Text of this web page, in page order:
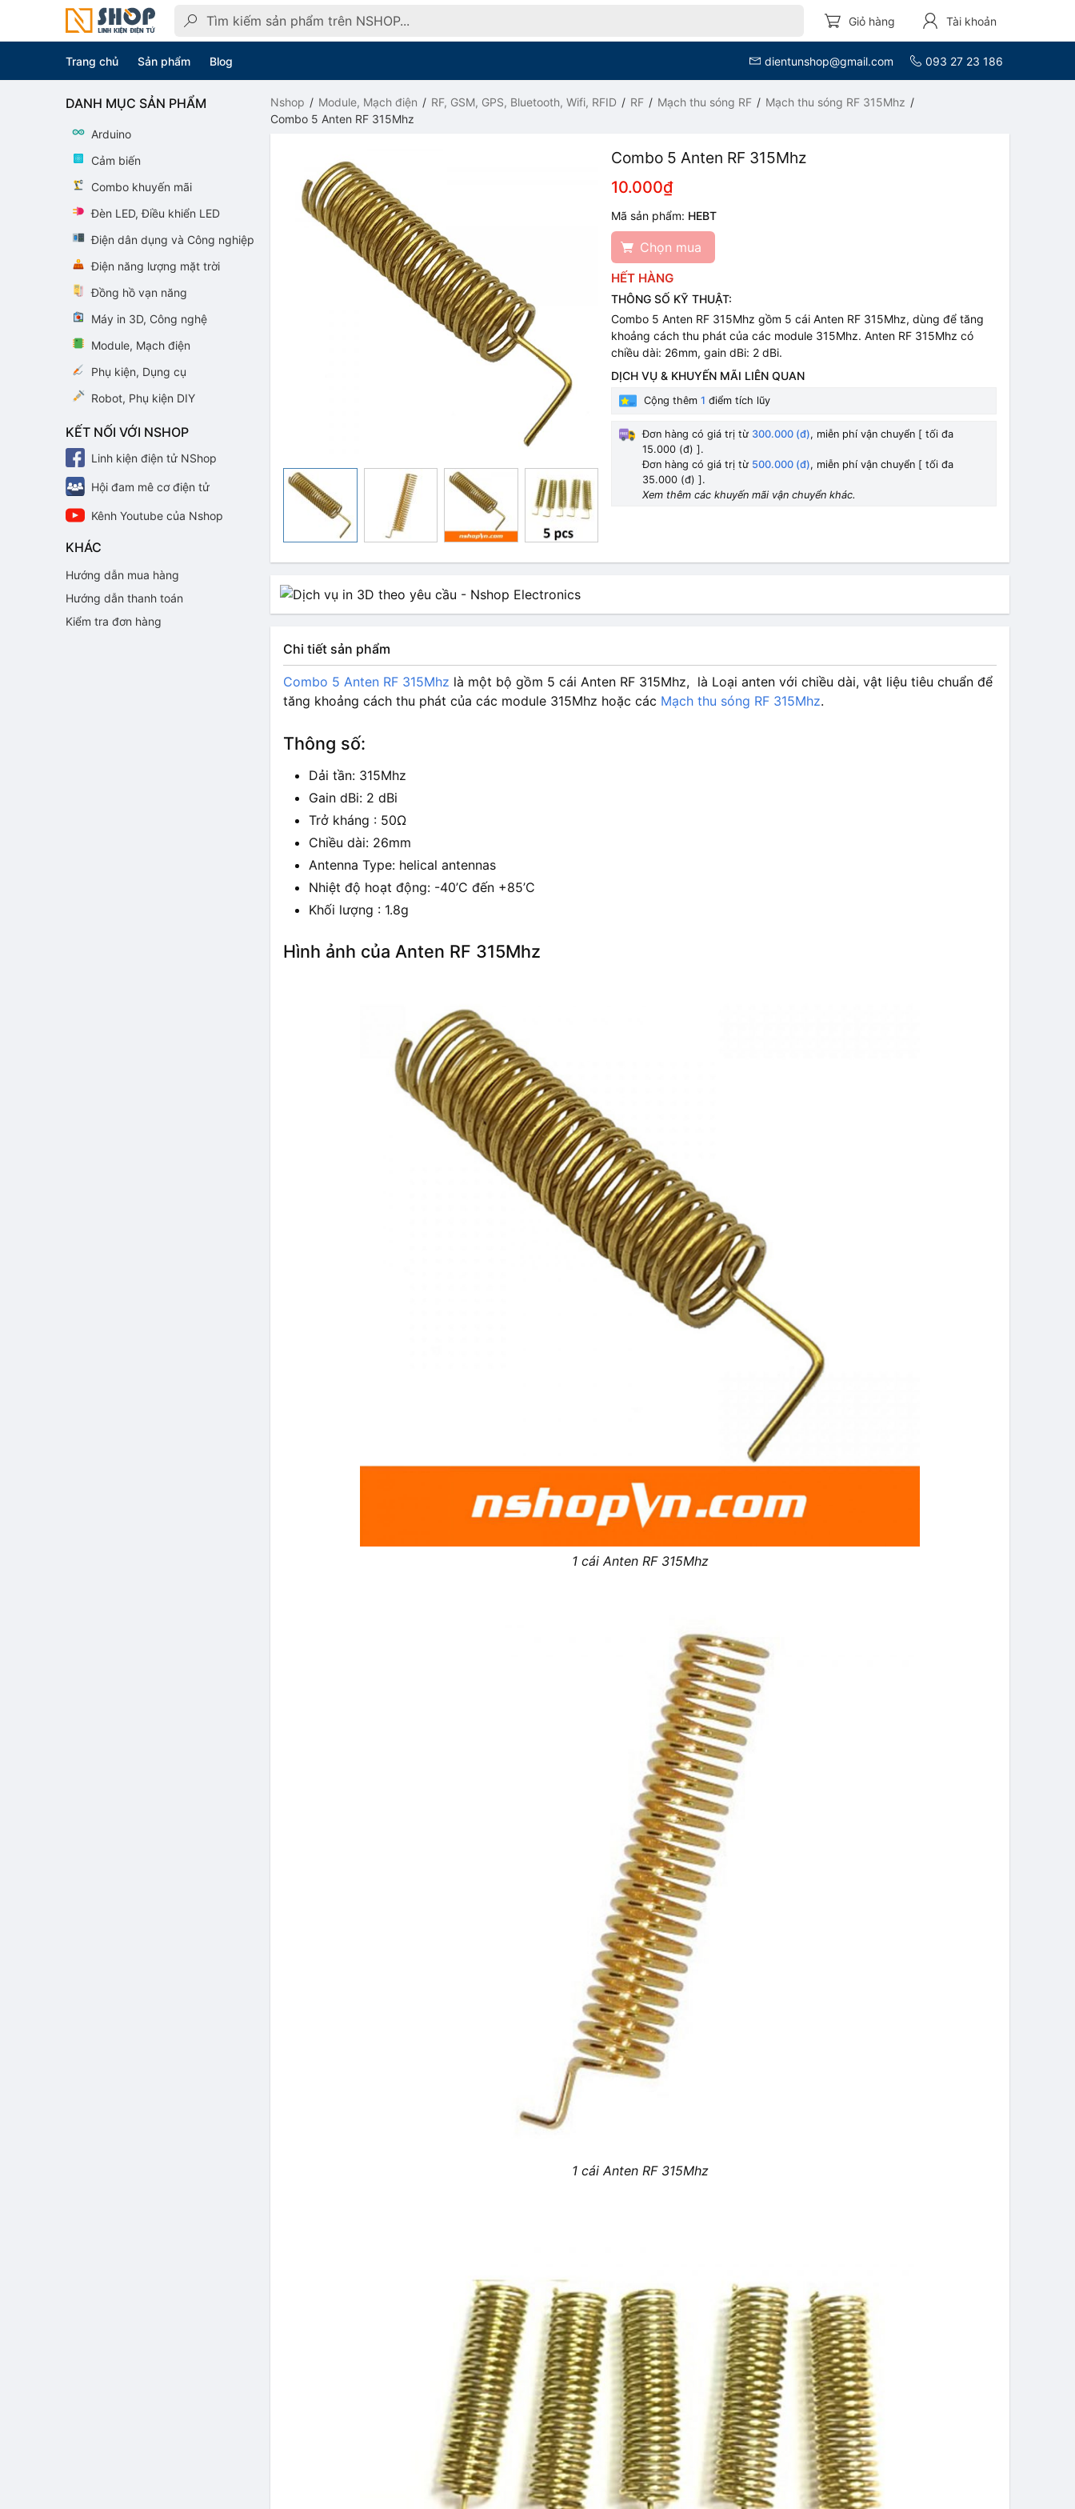
Giỏ hàng Tài khoản
Trang chủ Sản phẩm Blog dientunshop@gmail.com 093 27 23 186
Nshop Module, Mạch điện RF, GSM, GPS, Bluetooth, Wifi, RFID RF Mạch thu sóng RF
Mạch thu sóng RF 315Mhz
Combo 5 Anten RF 315Mhz
Combo 5 Anten RF 315Mhz
10.000₫
Mã sản phẩm: HEBT
Chọn mua
HẾT HÀNG
THÔNG SỐ KỸ THUẬT:
Combo 5 Anten RF 315Mhz gồm 5 cái Anten RF 315Mhz, dùng để tăng
khoảng cách thu phát của các module 315Mhz. Anten RF 315Mhz có
chiều dài: 26mm, gain dBi: 2 dBi.
DỊCH VỤ & KHUYẾN MÃI LIÊN QUAN
Cộng thêm1 điểm tích lũy
Đơn hàng có giá trị từ 300.000 (đ), miễn phí vận chuyển [ tối đa
15.000 (đ) ].
Đơn hàng có giá trị từ 500.000 (đ), miễn phí vận chuyển [ tối đa
35.000 (đ) ].
Xem thêm các khuyến mãi vận chuyển khác.
Chi tiết sản phẩm
Combo 5 Anten RF 315Mhz là một bộ gồm 5 cái Anten RF 315Mhz, là Loại anten với chiều dài, vật liệu tiêu chuẩn để
tăng khoảng cách thu phát của các module 315Mhz hoặc các Mạch thu sóng RF 315Mhz.
Thông số:
Dải tần: 315Mhz
Gain dBi: 2 dBi
Trở kháng : 50Ω
Chiều dài: 26mm
Antenna Type: helical antennas
Nhiệt độ hoạt động: -40’C đến +85’C
Khối lượng : 1.8g
Hình ảnh của Anten RF 315Mhz
1 cái Anten RF 315Mhz
1 cái Anten RF 315Mhz
DANH MỤC SẢN PHẨM
Arduino
Cảm biến
Combo khuyến mãi
Đèn LED, Điều khiển LED
Điện dân dụng và Công nghiệp
Điện năng lượng mặt trời
Đồng hồ vạn năng
Máy in 3D, Công nghệ
Module, Mạch điện
Phụ kiện, Dụng cụ
Robot, Phụ kiện DIY
KẾT NỐI VỚI NSHOP
Linh kiện điện tử NShop
Hội đam mê cơ điện tử
Kênh Youtube của Nshop
KHÁC
Hướng dẫn mua hàng
Hướng dẫn thanh toán
Kiểm tra đơn hàng